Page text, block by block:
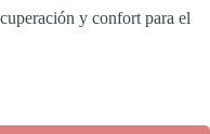
y confort para el